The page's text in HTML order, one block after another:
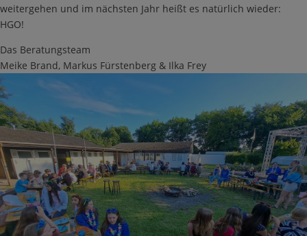
weitergehen und im nächsten Jahr heißt es natürlich wieder:
HGO!
Das Beratungsteam
Meike Brand, Markus Fürstenberg & Ilka Frey